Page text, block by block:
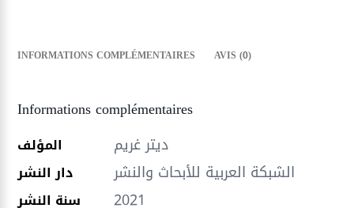
INFORMATIONS COMPLÉMENTAIRES AVIS (0)
Informations complémentaires
المؤلف ديتر غريم
دار النشر الشبكة العربية للأبحاث والنشر
سنة النشر 2021